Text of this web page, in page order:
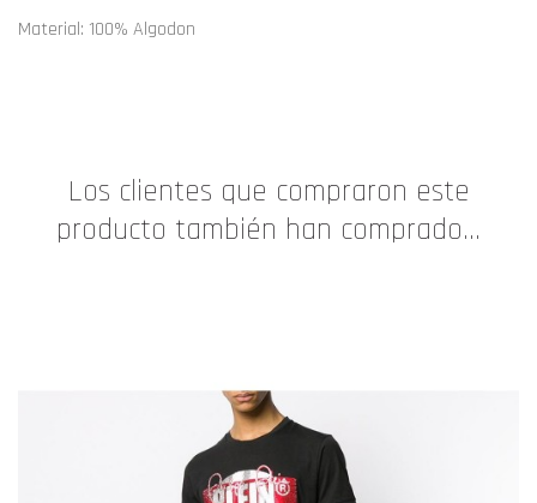
Material: 100% Algodon
Los clientes que compraron este
producto también han comprado...